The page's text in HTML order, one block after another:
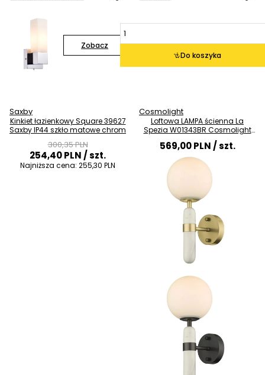
Zobacz
Saxby
Kinkiet łazienkowy Square 39627
Saxby IP44 szkło matowe chrom
300,35 PLN
254,40 PLN/ szt.
Najniższa cena: 255,30 PLN
Do koszyka
Cosmolight
Loftowa LAMPA ścienna La
Spezia W01343BR Cosmolight
szklany kinkiet do sypialni kula
ball czarna
569,00 PLN/ szt.